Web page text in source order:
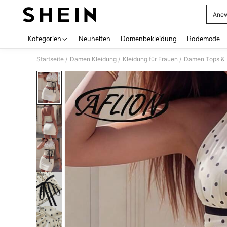
Kategorien Neuheiten Damenbekleidung Bademode
Startseite / Damen Kleidung / Kleidung für Frauen / Damen Tops